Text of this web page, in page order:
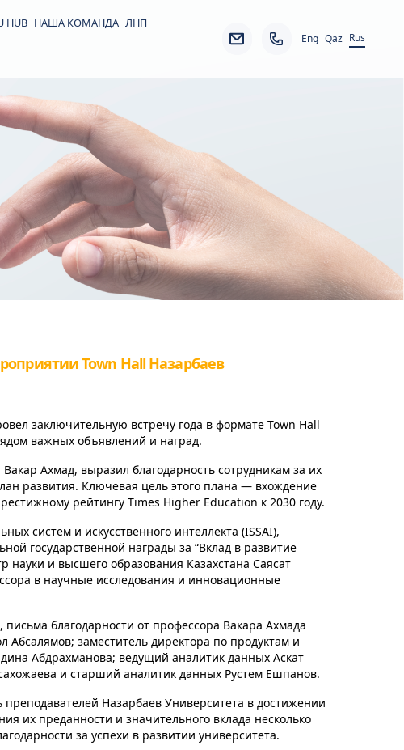
HUB НАША КОМАНДА ЛНП
Eng Qaz Rus
Town Hall Назарбаев
заключительную встречу года в формате Town Hall
важных объявлений и наград.
Ахмад, выразил благодарность сотрудникам за их
развития. Ключевая цель этого плана — вхождение
рейтингу Times Higher Education к 2030 году.
систем и искусственного интеллекта (ISSAI),
государственной награды за “Вклад в развитие
науки и высшего образования Казахстана Саясат
в научные исследования и инновационные
благодарности от профессора Вакара Ахмада
заместитель директора по продуктам и
Абдрахманова; ведущий аналитик данных Аскат
и старший аналитик данных Рустем Ешпанов.
Назарбаев Университета в достижении
их преданности и значительного вклада несколько
за успехи в развитии университета.